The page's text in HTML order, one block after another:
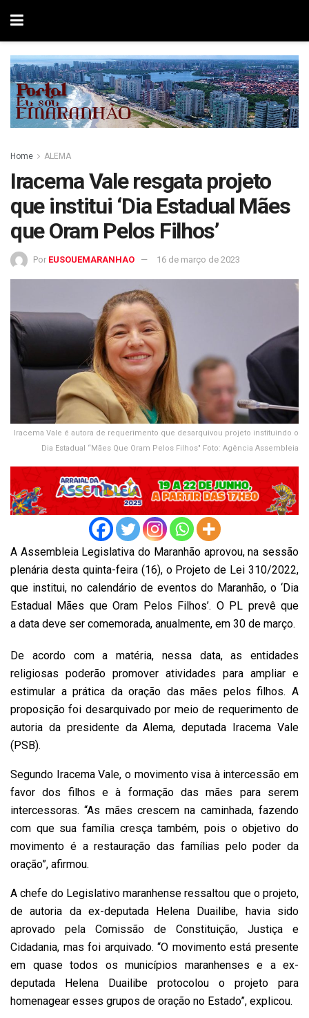
Home ALEMA
Iracema Vale resgata projeto
que institui ‘Dia Estadual Mães
que Oram Pelos Filhos’
Por EUSOUEMARANHAO 16 de março de 2023
Iracema Vale é autora de requerimento que desarquivou projeto instituindo o
Dia Estadual “Mães Que Oram Pelos Filhos" Foto: Agência Assembleia
A Assembleia Legislativa do Maranhão aprovou, na sessão
plenária desta quinta-feira (16), o Projeto de Lei 310/2022,
que institui, no calendário de eventos do Maranhão, o ‘Dia
Estadual Mães que Oram Pelos Filhos’. O PL prevê que
a data deve ser comemorada, anualmente, em 30 de março.
De acordo com a matéria, nessa data, as entidades
religiosas poderão promover atividades para ampliar e
estimular a prática da oração das mães pelos filhos. A
proposição foi desarquivado por meio de requerimento de
autoria da presidente da Alema, deputada Iracema Vale
(PSB).
Segundo Iracema Vale, o movimento visa à intercessão em
favor dos filhos e à formação das mães para serem
intercessoras. “As mães crescem na caminhada, fazendo
com que sua família cresça também, pois o objetivo do
movimento é a restauração das famílias pelo poder da
oração”, afirmou.
A chefe do Legislativo maranhense ressaltou que o projeto,
de autoria da ex-deputada Helena Duailibe, havia sido
aprovado pela Comissão de Constituição, Justiça e
Cidadania, mas foi arquivado. “O movimento está presente
em quase todos os municípios maranhenses e a ex-
deputada Helena Duailibe protocolou o projeto para
homenagear esses grupos de oração no Estado”, explicou.